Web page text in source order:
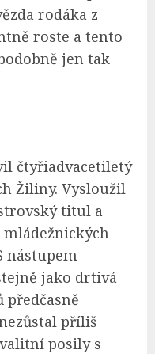
rodáka z
roste a tento
jen tak
čtyřiadvacetiletý
Žiliny. Vysloužil
titul a
nástupem
jako drtivá
příliš
posily s